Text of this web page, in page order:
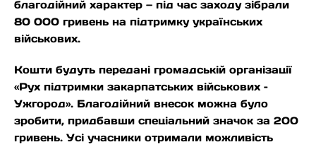
благодійний характер — під час заходу зібрали
80 000 гривень на підтримку українських
військових.
Кошти будуть передані громадській організації
«Рух підтримки закарпатських військових –
Ужгород». Благодійний внесок можна було
зробити, придбавши спеціальний значок за 200
гривень. Усі учасники отримали можливість